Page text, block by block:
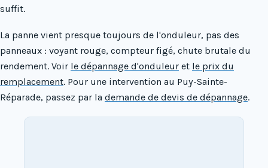
suffit.
La panne vient presque toujours de l'onduleur, pas des
panneaux : voyant rouge, compteur figé, chute brutale du
rendement. Voir le dépannage d'onduleur et le prix du
remplacement. Pour une intervention au Puy-Sainte-
Réparade, passez par la demande de devis de dépannage.